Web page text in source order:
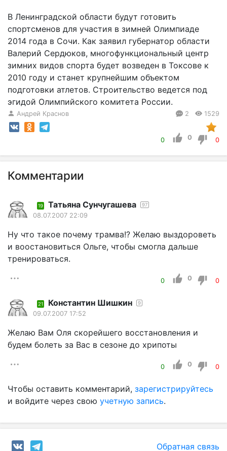
В Ленинградской области будут готовить
спортсменов для участия в зимней Олимпиаде
2014 года в Сочи. Как заявил губернатор области
Валерий Сердюков, многофункциональный центр
зимних видов спорта будет возведен в Токсове к
2010 году и станет крупнейшим объектом
подготовки атлетов. Строитель­ство ведется под
эгидой Олимпийского комитета России.
Андрей Краснов 2 1529
0 0 0
Комментарии
19 Татьяна Сунчугашева 97
08.07.2007 22:09
Ну что такое почему трамва!? Желаю выздороветь
и воостановиться Ольге, чтобы смогла дальше
тренироваться.
0 0 0
21 Константин Шишкин 9
09.07.2007 17:52
Желаю Вам Оля скорейшего восстановления и
будем болеть за Вас в сезоне до хрипоты
0 0 0
Чтобы оставить комментарий, зарегистрируйтесь
и войдите через свою учетную запись.
Обратная связь